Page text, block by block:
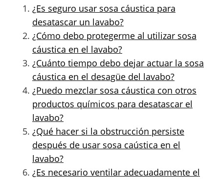
¿Es seguro usar sosa cáustica para
desatascar un lavabo?
¿Cómo debo protegerme al utilizar sosa
cáustica en el lavabo?
¿Cuánto tiempo debo dejar actuar la sosa
cáustica en el desagüe del lavabo?
¿Puedo mezclar sosa cáustica con otros
productos químicos para desatascar el
lavabo?
¿Qué hacer si la obstrucción persiste
después de usar sosa caústica en el
lavabo?
¿Es necesario ventilar adecuadamente el